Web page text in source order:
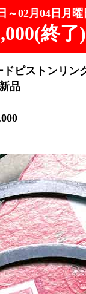
～02月04日月曜
終了)
ドピストンリン
品
00